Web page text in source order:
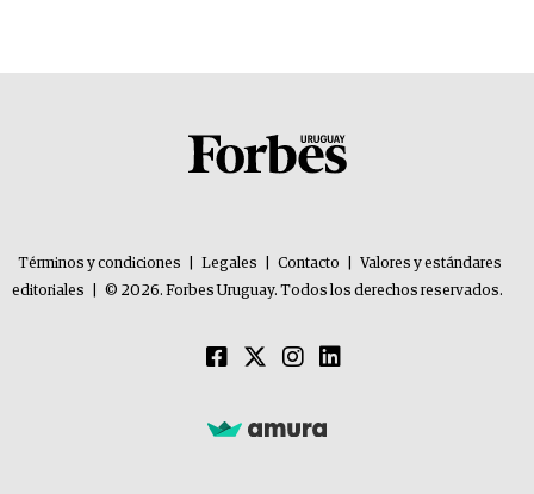
Términos y condiciones Legales Contacto
Valores y estándares
editoriales
© 2026. Forbes Uruguay. Todos los derechos reservados.